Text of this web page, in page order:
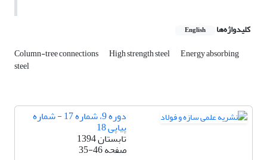
کلیدواژه‌ها English
Column-tree connections High strength steel Energy absorbing
steel
دوره 9، شماره 17 - شماره
پیاپی 18
تابستان 1394
صفحه35-46